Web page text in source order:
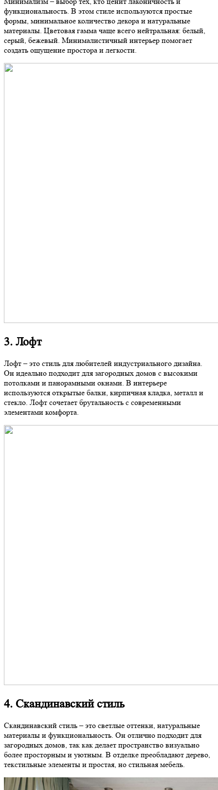
функциональность. В этом стиле используются простые
формы, минимальное количество декора и натуральные
материалы. Цветовая гамма чаще всего нейтральная: белый,
серый, бежевый. Минималистичный интерьер помогает
создать ощущение простора и легкости.
3. Лофт
Лофт – это стиль для любителей индустриального дизайна.
Он идеально подходит для загородных домов с высокими
потолками и панорамными окнами. В интерьере
используются открытые балки, кирпичная кладка, металл и
стекло. Лофт сочетает брутальность с современными
элементами комфорта.
4. Скандинавский стиль
Скандинавский стиль – это светлые оттенки, натуральные
материалы и функциональность. Он отлично подходит для
загородных домов, так как делает пространство визуально
более просторным и уютным. В отделке преобладают дерево,
текстильные элементы и простая, но стильная мебель.